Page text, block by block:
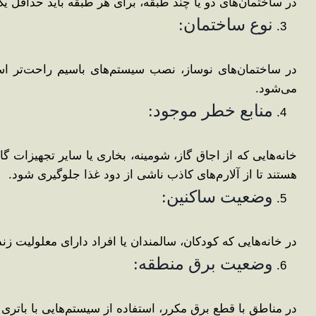
نوع ساختمان:
در ساختمان‌های نوساز، نصب سیستم‌های باسیم راحت‌تر
می‌شود.
منابع خطر موجود:
خانه‌هایی که از اجاق گاز، شومینه، بخاری یا سایر تجهیزات
هستند تا از آلارم‌های کاذب ناشی از دود غذا جلوگیری شود.
وضعیت ساکنین:
در خانه‌هایی که کودکان، سالمندان یا افراد دارای
وضعیت برق منطقه:
در مناطق با قطع برق مکرر، استفاده از سیستم‌هایی با